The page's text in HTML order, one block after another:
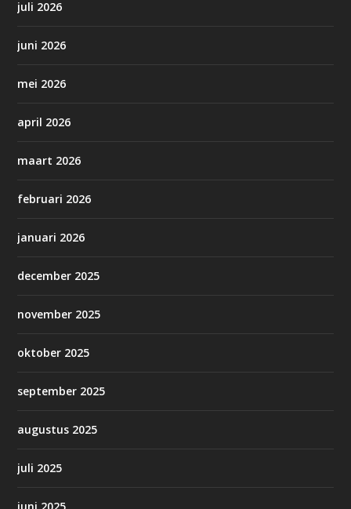
juli 2026
juni 2026
mei 2026
april 2026
maart 2026
februari 2026
januari 2026
december 2025
november 2025
oktober 2025
september 2025
augustus 2025
juli 2025